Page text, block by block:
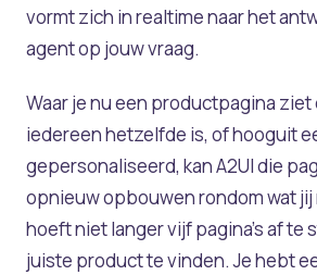
vormt zich in realtime naar het
agent op jouw vraag.
Waar je nu een productpagina ziet
iedereen hetzelfde is, of hooguit
gepersonaliseerd, kan A2UI die
opnieuw opbouwen rondom wat jij
hoeft niet langer vijf pagina's af te
juiste product te vinden. Je hebt